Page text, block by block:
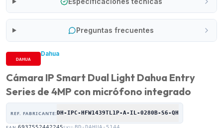
Preguntas frecuentes
Dahua
Cámara IP Smart Dual Light Dahua Entry
Series de 4MP con micrófono integrado
REF. FABRICANTE:DH-IPC-HFW1439TL1P-A-IL-0280B-S6-QH